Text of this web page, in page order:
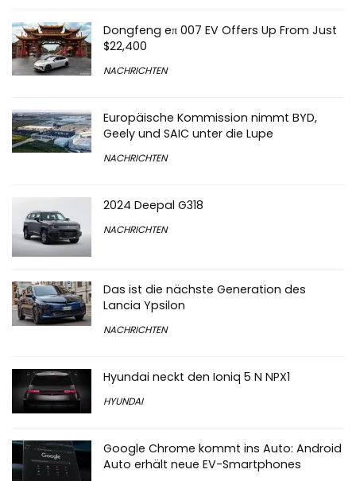
Dongfeng eπ 007 EV Offers Up From Just
$22,400
NACHRICHTEN
Europäische Kommission nimmt BYD,
Geely und SAIC unter die Lupe
NACHRICHTEN
2024 Deepal G318
NACHRICHTEN
Das ist die nächste Generation des
Lancia Ypsilon
NACHRICHTEN
Hyundai neckt den Ioniq 5 N NPX1
HYUNDAI
Google Chrome kommt ins Auto: Android
Auto erhält neue EV-Smartphones